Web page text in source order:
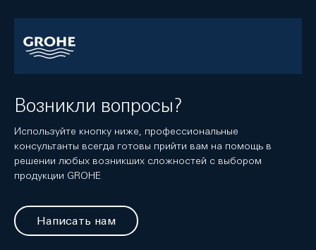
Возникли вопросы?
Используйте кнопку ниже, профессиональные
консультанты всегда готовы прийти вам на помощь в
решении любых возникших сложностей с выбором
продукции GROHE
Написать нам